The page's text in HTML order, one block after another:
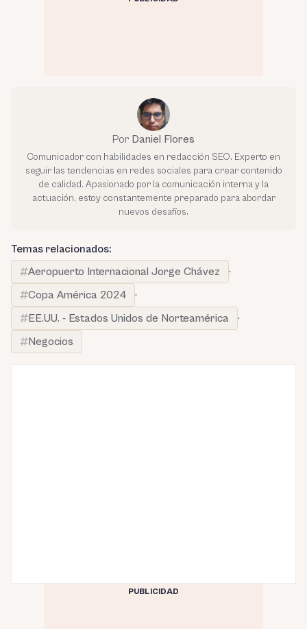
Por Daniel Flores
Comunicador con habilidades en redacción SEO. Experto en
seguir las tendencias en redes sociales para crear contenido
de calidad. Apasionado por la comunicación interna y la
actuación, estoy constantemente preparado para abordar
nuevos desafíos.
Temas relacionados:
Aeropuerto Internacional Jorge Chávez
·
Copa América 2024
·
EE.UU. - Estados Unidos de Norteamérica
·
Negocios
PUBLICIDAD